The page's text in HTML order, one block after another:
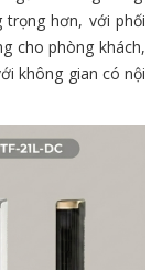
trọng hơn, với phối
cho phòng khách,
không gian có nội